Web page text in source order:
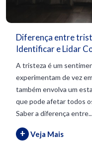
Diferença entre
Identificar e Lidar
A tristeza é um
experimentam de vez
também envolva um
que pode afetar todos
Saber a diferença
+ Veja Mais